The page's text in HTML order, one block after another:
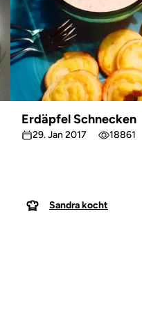
Erdäpfel Schnecken
29. Jan 2017 18861
Sandra kocht